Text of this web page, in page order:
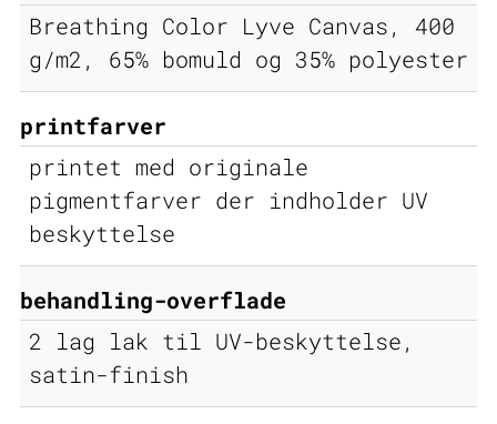
Breathing Color Lyve Canvas, 400
g/m2, 65% bomuld og 35% polyester
printfarver
printet med originale
pigmentfarver der indholder UV
beskyttelse
behandling-overflade
2 lag lak til UV-beskyttelse,
satin-finish